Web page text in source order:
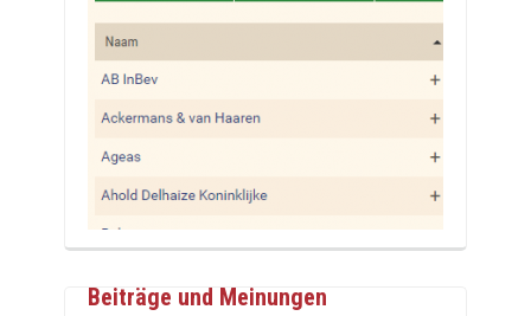
Beiträge und Meinungen